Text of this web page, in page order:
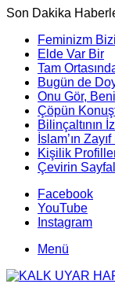
Son Dakika
Feminizm
Elde Var Bir
Tam
Bugün de
Onu Gör,
Çöpün
Bilinçaltının
İslam’ın
Kişilik
Çevirin
Facebook
YouTube
Instagram
Menü